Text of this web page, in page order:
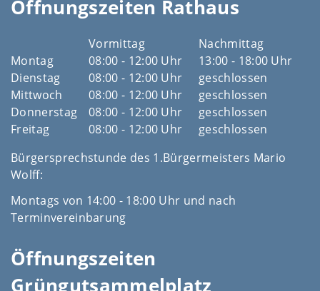
Öffnungszeiten Rathaus
Vormittag
Nachmittag
Montag
08:00 - 12:00 Uhr
13:00 - 18:00 Uhr
Dienstag
08:00 - 12:00 Uhr
geschlossen
Mittwoch
08:00 - 12:00 Uhr
geschlossen
Donnerstag
08:00 - 12:00 Uhr
geschlossen
Freitag
08:00 - 12:00 Uhr
geschlossen
Bürgersprechstunde des 1.Bürgermeisters Mario
Wolff:
Montags von 14:00 - 18:00 Uhr und nach
Terminvereinbarung
Öffnungszeiten
Grüngutsammelplatz